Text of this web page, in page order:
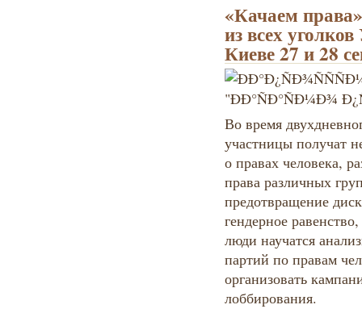
«Качаем
из всех
Киеве 27 и 28
Во время
участницы получат
о правах человека,
права различных
предотвращение
гендерное
люди научатся
партий по правам
организовать
лоббирования.